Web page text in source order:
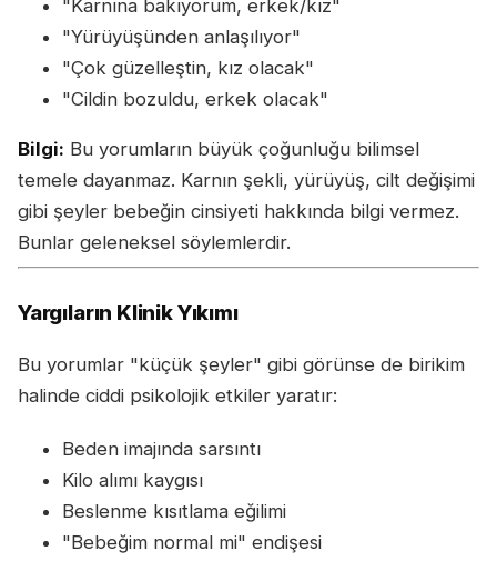
"Karnına bakıyorum, erkek/kız"
"Yürüyüşünden anlaşılıyor"
"Çok güzelleştin, kız olacak"
"Cildin bozuldu, erkek olacak"
Bilgi: Bu yorumların büyük çoğunluğu bilimsel
temele dayanmaz. Karnın şekli, yürüyüş, cilt değişimi
gibi şeyler bebeğin cinsiyeti hakkında bilgi vermez.
Bunlar geleneksel söylemlerdir.
Yargıların Klinik Yıkımı
Bu yorumlar "küçük şeyler" gibi görünse de birikim
halinde ciddi psikolojik etkiler yaratır:
Beden imajında sarsıntı
Kilo alımı kaygısı
Beslenme kısıtlama eğilimi
"Bebeğim normal mi" endişesi